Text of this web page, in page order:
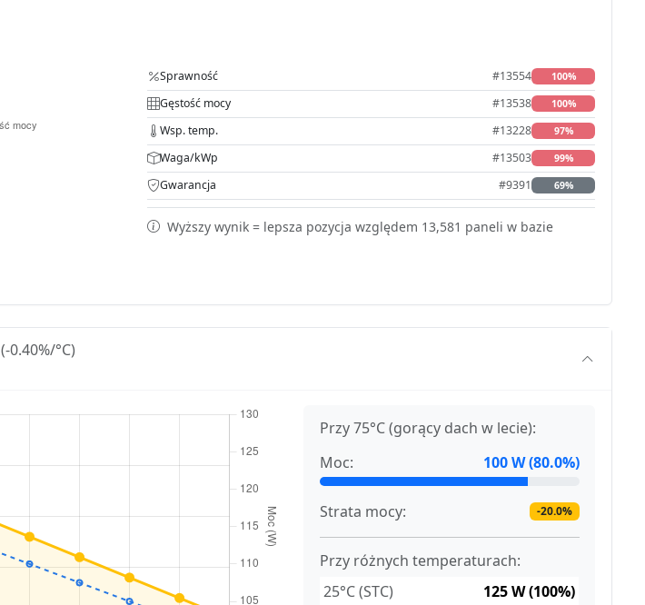
Sprawność #13554 100%
Gęstość mocy #13538 100%
Wsp. temp. #13228 97%
Waga/kWp #13503 99%
Gwarancja #9391 69%
Wyższy wynik = lepsza pozycja względem 13,581 paneli w bazie
(-0.40%/°C)
Przy 75°C (gorący dach w lecie):
Moc:
100 W (80.0%)
Strata mocy: -20.0%
Przy różnych temperaturach:
25°C (STC)
125 W (100%)